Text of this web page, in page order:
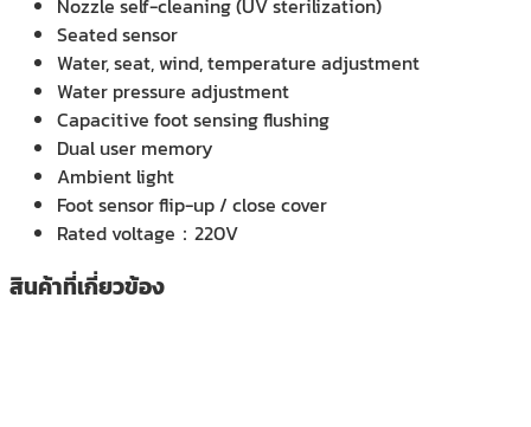
Nozzle self-cleaning (UV sterilization)
Seated sensor
Water, seat, wind, temperature adjustment
Water pressure adjustment
Capacitive foot sensing flushing
Dual user memory
Ambient light
Foot sensor flip-up / close cover
Rated voltage：220V
สินค้าที่เกี่ยวข้อง